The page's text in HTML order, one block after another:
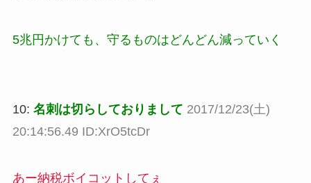
5兆円かけても、守るものはどんどん減っていく
10: 名刺は切らしておりまして 2017/12/23(土)
20:14:56.49 ID:XrO5tcDr
あー納税ボイコットしてぇ